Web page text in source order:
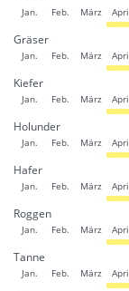
Jan. Feb. März
Gräser
Jan. Feb. März
Kiefer
Jan. Feb. März
Holunder
Jan. Feb. März
Hafer
Jan. Feb. März
Roggen
Jan. Feb. März
Tanne
Jan. Feb. März